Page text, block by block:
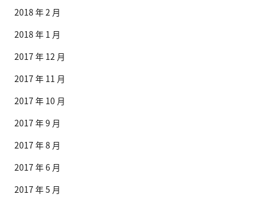
2018 年 2 月
2018 年 1 月
2017 年 12 月
2017 年 11 月
2017 年 10 月
2017 年 9 月
2017 年 8 月
2017 年 6 月
2017 年 5 月